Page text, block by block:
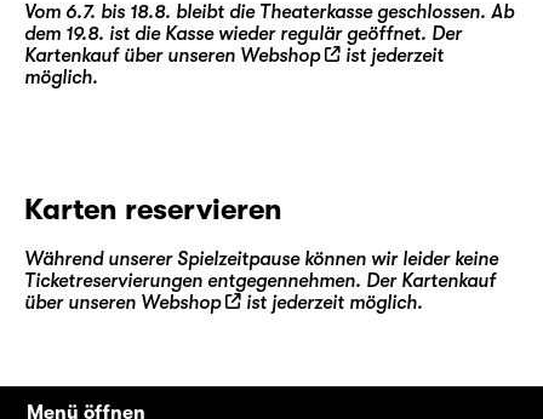
Vom 6.7. bis 18.8. bleibt die Theaterkasse geschlossen. Ab
dem 19.8. ist die Kasse wieder regulär geöffnet. Der
Kartenkauf über unseren Webshop
ist jederzeit
möglich.
Karten reservieren
Während unserer Spielzeitpause können wir leider keine
Ticketreservierungen entgegennehmen. Der Kartenkauf
über unseren Webshop ist jederzeit möglich.
Menü öffnen